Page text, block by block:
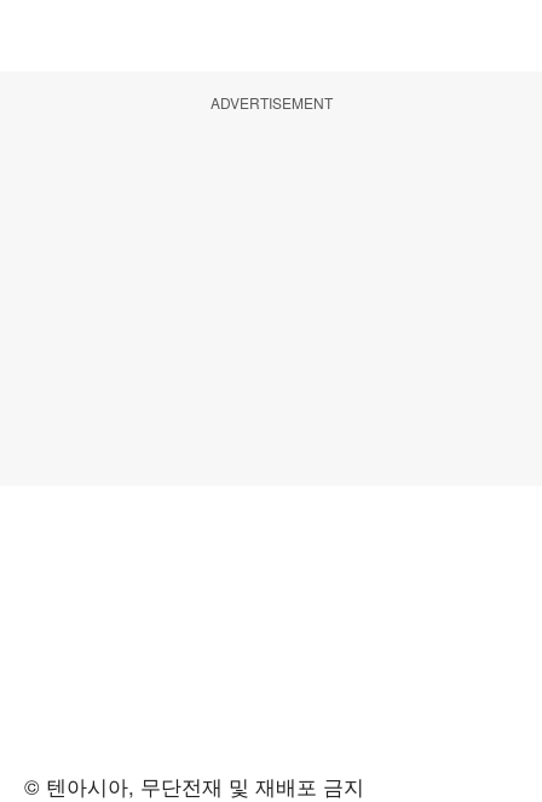
ADVERTISEMENT
© 텐아시아, 무단전재 및 재배포 금지